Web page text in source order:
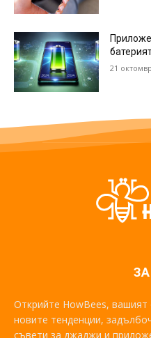
21
Открийте HowBees, вашият
новите тенденции,
съвети за джаджи и